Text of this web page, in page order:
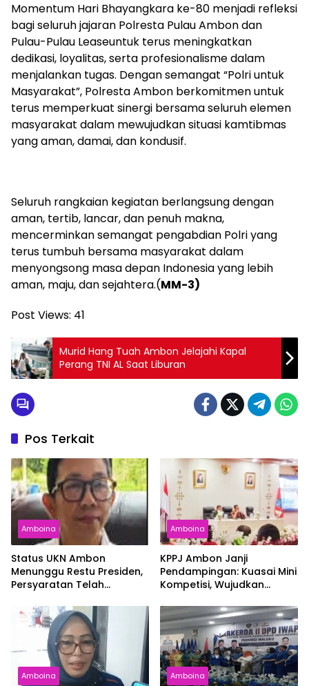
Momentum Hari Bhayangkara ke-80 menjadi refleksi
bagi seluruh jajaran Polresta Pulau Ambon dan
Pulau-Pulau Leaseuntuk terus meningkatkan
dedikasi, loyalitas, serta profesionalisme dalam
menjalankan tugas. Dengan semangat “Polri untuk
Masyarakat”, PolrestaAmbon berkomitmen untuk
terus memperkuat sinergi bersama seluruh elemen
masyarakat dalam mewujudkan situasi kamtibmas
yang aman, damai, dan kondusif.
Seluruh rangkaian kegiatan berlangsung dengan
aman, tertib, lancar, dan penuh makna,
mencerminkan semangat pengabdian Polri yang
terus tumbuh bersama masyarakat dalam
menyongsong masa depan Indonesia yang lebih
aman, maju, dan sejahtera.(MM-3)
Post Views: 41
Murid Hang Tuah Ambon Jelajahi Kapal
Perang TNI AL Saat Liburan
Pos Terkait
Amboina
Status UKN Ambon
Menunggu Restu Presiden,
Persyaratan Telah
Amboina
KPPJ Ambon Janji
Pendampingan: Kuasai Mini
Kompetisi, Wujudkan
Tepat Sasaran
Amboina Amboina